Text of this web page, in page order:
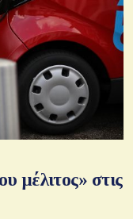
μέλιτος» στις